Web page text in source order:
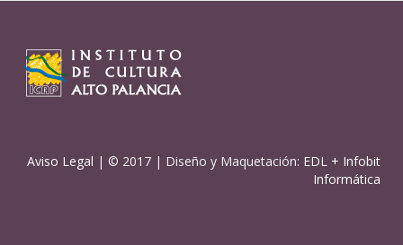
Aviso Legal | © 2017 | Diseño y Maquetación: EDL + Infobit
Informática